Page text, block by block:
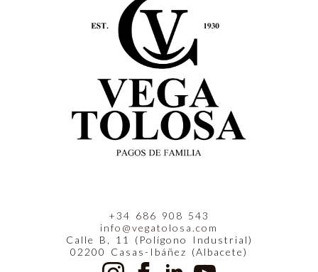
+34 686 908 543
info@vegatolosa.com
Calle B, 11 (Polígono Industrial)
02200 Casas-Ibáñez (Albacete)